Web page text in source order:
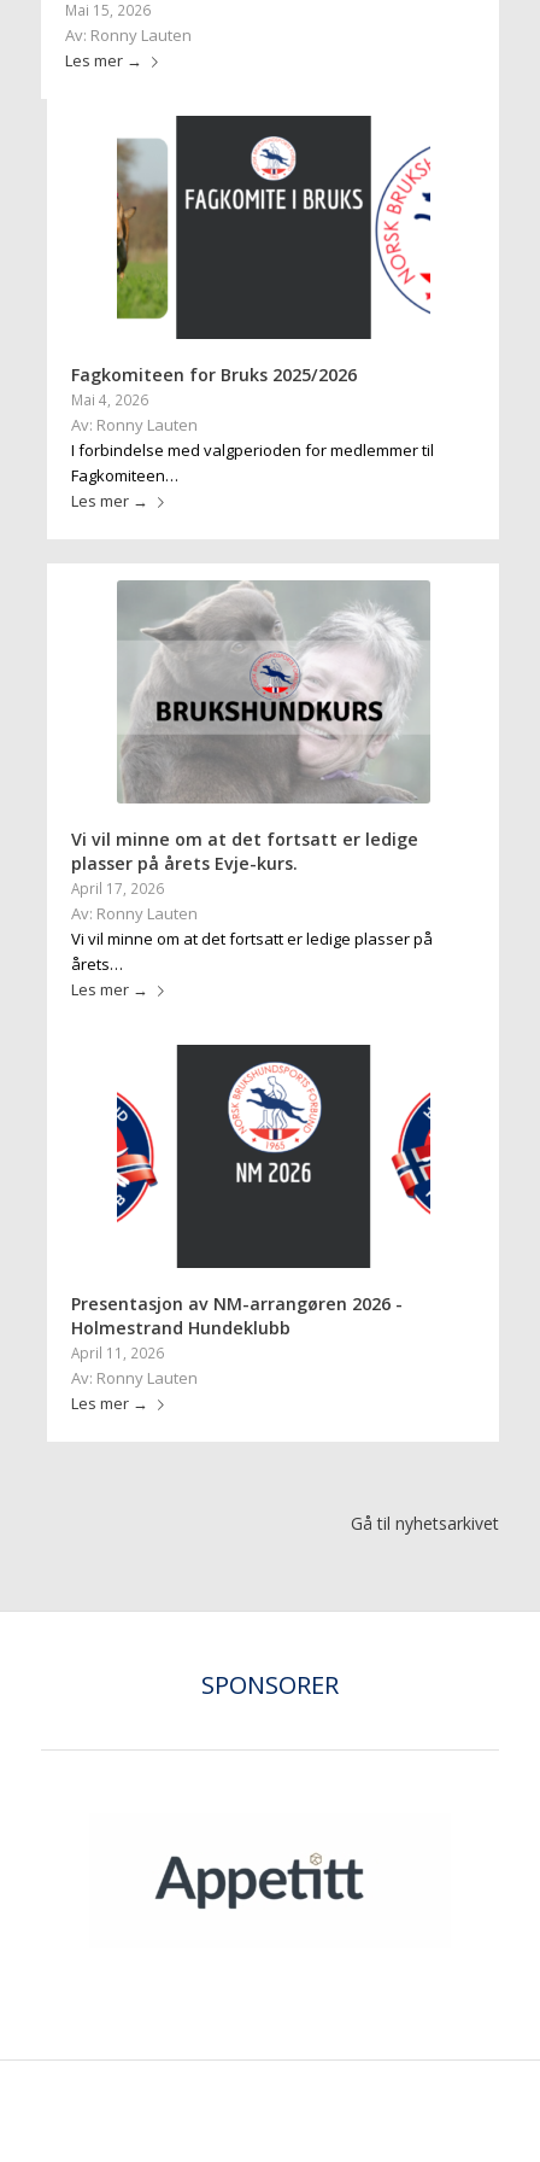
Mai 15, 2026
Av: Ronny Lauten
Les mer→
Fagkomiteen for Bruks 2025/2026
Mai 4, 2026
Av: Ronny Lauten
I forbindelse med valgperioden for medlemmer til
Fagkomiteen…
Les mer →
Vi vil minne om at det fortsatt er ledige
plasser på årets Evje-kurs.
April 17, 2026
Av: Ronny Lauten
Vi vil minne om at det fortsatt er ledige plasser på
årets…
Les mer →
Presentasjon av NM-arrangøren 2026 -
Holmestrand Hundeklubb
April 11, 2026
Av: Ronny Lauten
Les mer →
Gå til nyhetsarkivet
SPONSORER